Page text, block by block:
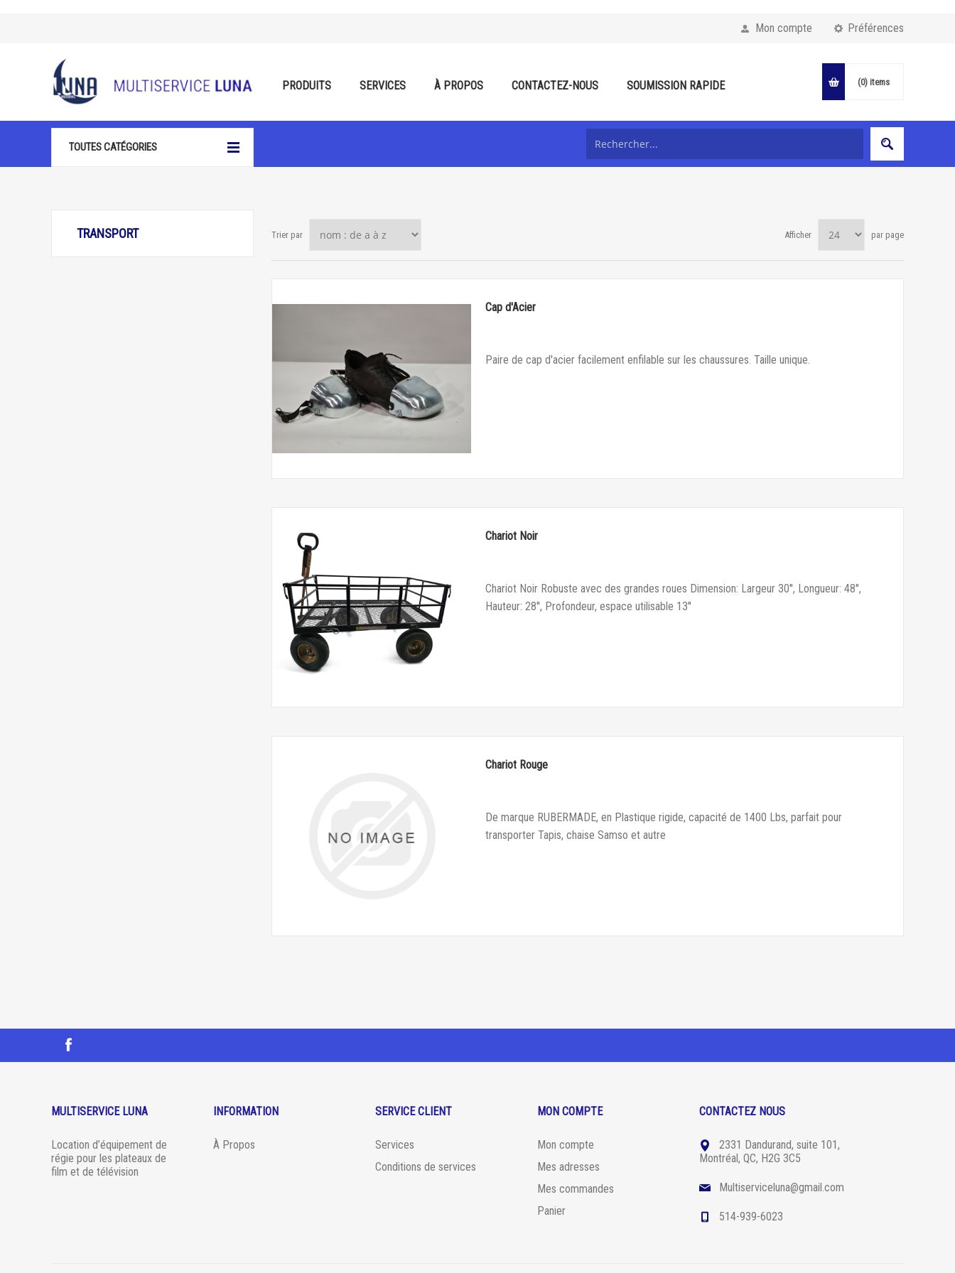
Préférences
Mon compte
PRODUITS SERVICES À PROPOS CONTACTEZ-NOUS SOUMISSION RAPIDE (0) items
TOUTES CATÉGORIES
Trier par Afficher par page
Cap d'Acier
Paire de cap d'acier facilement enfilable sur les chaussures. Taille unique.
Chariot Noir
Chariot Noir Robuste avec des grandes roues Dimension: Largeur 30'', Longueur: 48'',
Hauteur: 28'', Profondeur, espace utilisable 13''
Chariot Rouge
De marque RUBERMADE, en Plastique rigide, capacité de 1400 Lbs, parfait pour
transporter Tapis, chaise Samso et autre
TRANSPORT
MULTISERVICE LUNA
Location d’équipement de
régie pour les plateaux de
film et de télévision
INFORMATION
À Propos
SERVICE CLIENT
Services
Conditions de services
MON COMPTE
Mon compte
Mes adresses
Mes commandes
Panier
CONTACTEZ NOUS
2331 Dandurand, suite 101,
Montréal, QC, H2G 3C5
Multiserviceluna@gmail.com
514-939-6023